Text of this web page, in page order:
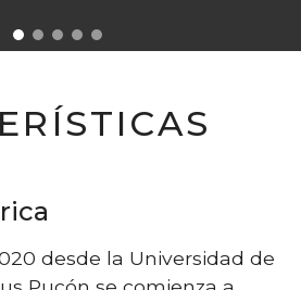
desde la Universidad de